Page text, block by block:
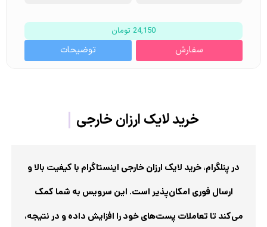
24,150 تومان
سفارش توضیحات
خرید لایک ارزان خارجیدر پنلگرام
در پنلگرام، خرید لایک ارزان خارجی اینستاگرام با کیفیت بالا و
ارسال فوری امکان‌پذیر است. این سرویس به شما کمک
می‌کند تا تعاملات پست‌های خود را افزایش داده و در نتیجه،